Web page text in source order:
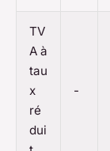
TV
A à
tau
x
ré
dui
-